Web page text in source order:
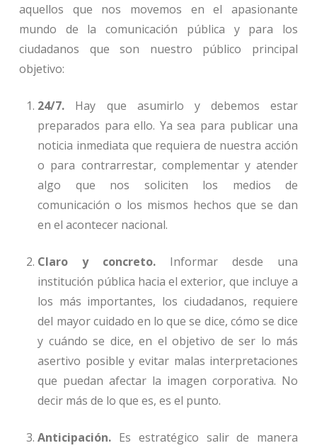
aquellos que nos movemos en el apasionante
mundo de la comunicación pública y para los
ciudadanos que son nuestro público principal
objetivo:
24/7. Hay que asumirlo y debemos estar
preparados para ello. Ya sea para publicar una
noticia inmediata que requiera de nuestra acción
o para contrarrestar, complementar y atender
algo que nos soliciten los medios de
comunicación o los mismos hechos que se dan
en el acontecer nacional.
Claro y concreto. Informar desde una
institución pública hacia el exterior, que incluye a
los más importantes, los ciudadanos, requiere
del mayor cuidado en lo que se dice, cómo se dice
y cuándo se dice, en el objetivo de ser lo más
asertivo posible y evitar malas interpretaciones
que puedan afectar la imagen corporativa. No
decir más de lo que es, es el punto.
Anticipación. Es estratégico salir de manera